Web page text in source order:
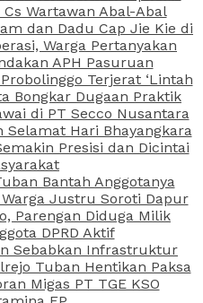
Wartawan Abal-Abal
dan Dadu Cap Jie Kie di
Warga Pertanyakan
APH Pasuruan
Terjerat ‘Lintah
Bongkar Dugaan Praktik
di PT Secco Nusantara
Selamat Hari Bhayangkara
Presisi dan Dicintai
Bantah Anggotanya
Justru Soroti Dapur
Parengan Diduga Milik
DPRD Aktif
Sebabkan Infrastruktur
Tuban Hentikan Paksa
Migas PT TGE KSO